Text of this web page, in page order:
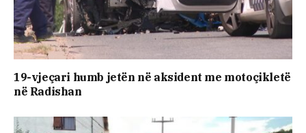
19-vjeçari humb jetën në aksident me motoçikletë
në Radishan